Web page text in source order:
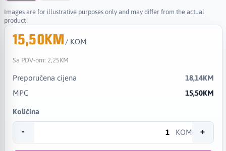
Images are for illustrative purposes only and may differ from the actual
product
15,50KM / KOM
Sa PDV-om: 2,25KM
Preporučena cijena
18,14KM
MPC
15,50KM
Količina
- KOM +